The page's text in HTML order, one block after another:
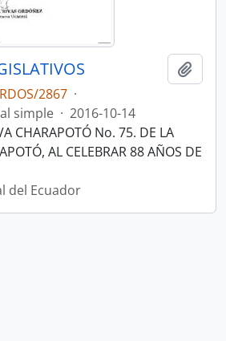
2867 ·
simple · 2016-10-14
CHARAPOTÓ No. 75. DE LA
AL CELEBRAR 88 AÑOS DE
del Ecuador